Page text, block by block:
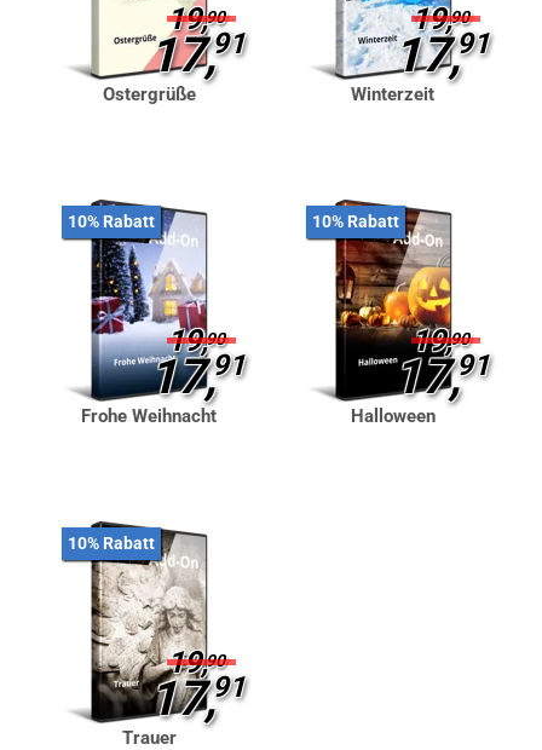
Ostergrüße
17,91
19,90
Winterzeit
17,91
19,90
Frohe Weihnacht
10% Rabatt
17,91
19,90
Halloween
10% Rabatt
17,91
19,90
Trauer
10% Rabatt
17,91
19,90